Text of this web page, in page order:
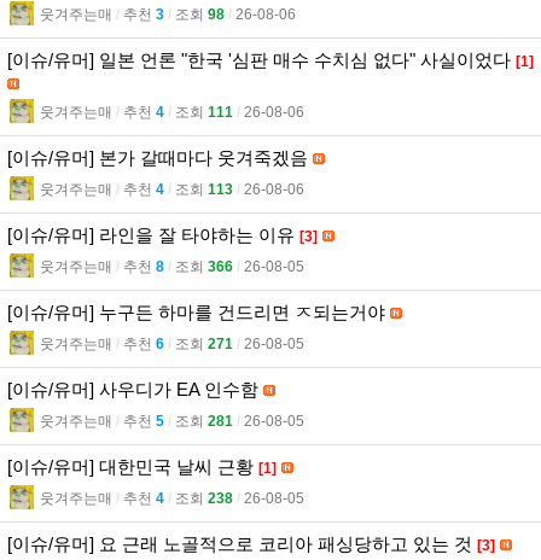
웃겨주는매 l 추천 3 l 조회 98 l 26-08-06
[이슈/유머] 일본 언론 "한국 '심판 매수 수치심 없다" 사실이었다 [1]
웃겨주는매 l 추천 4 l 조회 111 l 26-08-06
[이슈/유머] 본가 갈때마다 웃겨죽겠음
웃겨주는매 l 추천 4 l 조회 113 l 26-08-06
[이슈/유머] 라인을 잘 타야하는 이유 [3]
웃겨주는매 l 추천 8 l 조회 366 l 26-08-05
[이슈/유머] 누구든 하마를 건드리면 ㅈ되는거야
웃겨주는매 l 추천 6 l 조회 271 l 26-08-05
[이슈/유머] 사우디가 EA 인수함
웃겨주는매 l 추천 5 l 조회 281 l 26-08-05
[이슈/유머] 대한민국 날씨 근황 [1]
웃겨주는매 l 추천 4 l 조회 238 l 26-08-05
[이슈/유머] 요 근래 노골적으로 코리아 패싱당하고 있는 것 [3]